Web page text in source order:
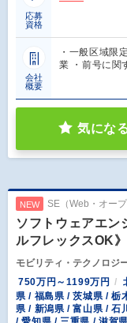
応募
資格
会社
概要
・一般区域限
業 ・前号に関
気にな
NEW SE（Web・オープ
ソフトウェアエン
ルフレックスOK》
モビリティ・テクノロジ
750万円～1199万円
県 / 福島県 / 茨城県 / 栃
県 / 新潟県 / 富山県 / 石